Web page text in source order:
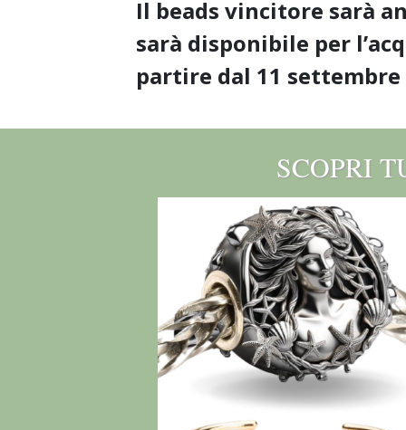
Il beads vincitore sarà
sarà disponibile per
partire dal 11 settembre
SCOPRI